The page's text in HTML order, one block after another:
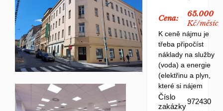
Cena:
65.000
Kč/měsíc
K ceně nájmu je
třeba připočíst
náklady na služby
(voda) a energie
(elektřinu a plyn,
které si nájem
Číslo
zakázky
972430